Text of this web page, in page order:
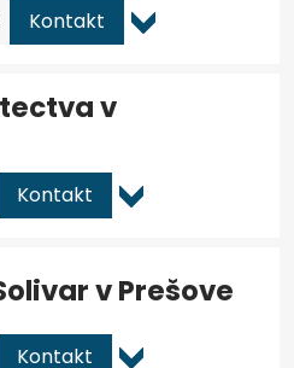
Kontakt
v
Kontakt
v Prešove
Kontakt